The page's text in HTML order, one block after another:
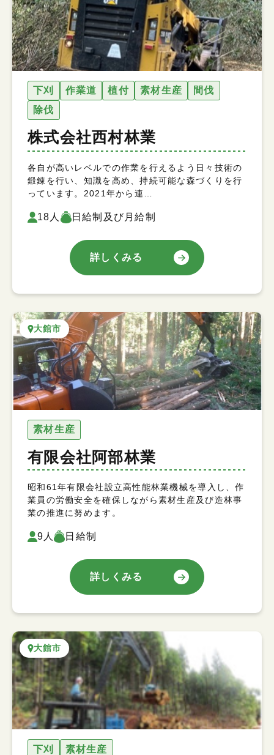
下刈 作業道 植付 素材生産
間伐
除伐
株式会社西村林業
各自が高いレベルでの作業を行えるよう日々技術の
鍛錬を行い、知識を高め、持続可能な森づくりを行
っています。2021年から連…
18人 日給制及び月給制
詳しくみる
大館市
素材生産
有限会社阿部林業
昭和61年有限会社設立高性能林業機械を導入し、作
業員の労働安全を確保しながら素材生産及び造林事
業の推進に努めます。
9人 日給制
詳しくみる
大館市
下刈 素材生産